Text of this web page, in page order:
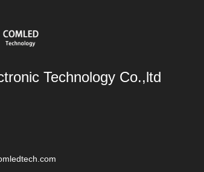
Technology Co.,ltd